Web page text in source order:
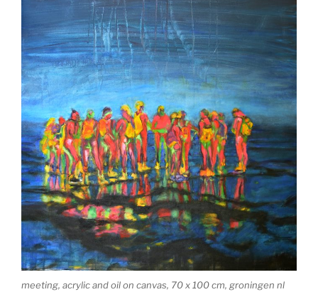
meeting, acrylic and oil on canvas, 70 x 100 cm, groningen nl